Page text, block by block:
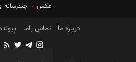
عکس
چندرسانه
درباره ما تماس باما